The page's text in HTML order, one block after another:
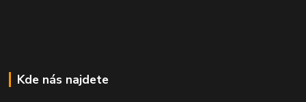
Kde nás najdete